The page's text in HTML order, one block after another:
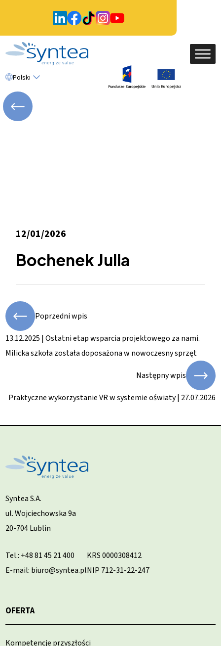
Polski
12/01/2026
Bochenek Julia
Poprzedni wpis
13.12.2025 | Ostatni etap wsparcia projektowego za nami.
Milicka szkoła została doposażona w nowoczesny sprzęt
Następny wpis
Praktyczne wykorzystanie VR w systemie oświaty | 27.07.2026
Syntea S.A.
ul. Wojciechowska 9a
20-704 Lublin
Tel.: +48 81 45 21 400
E-mail: biuro@syntea.pl
KRS 0000308412
NIP 712-31-22-247
OFERTA
Kompetencje przyszłości